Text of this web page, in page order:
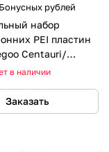
рублей
набор
PEI пластин
Centauri/
в наличии
Заказать